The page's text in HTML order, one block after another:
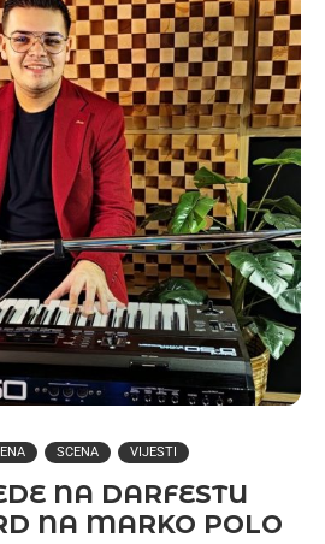
SCENA VIJESTI
NA DARFESTU
NA MARKO POLO